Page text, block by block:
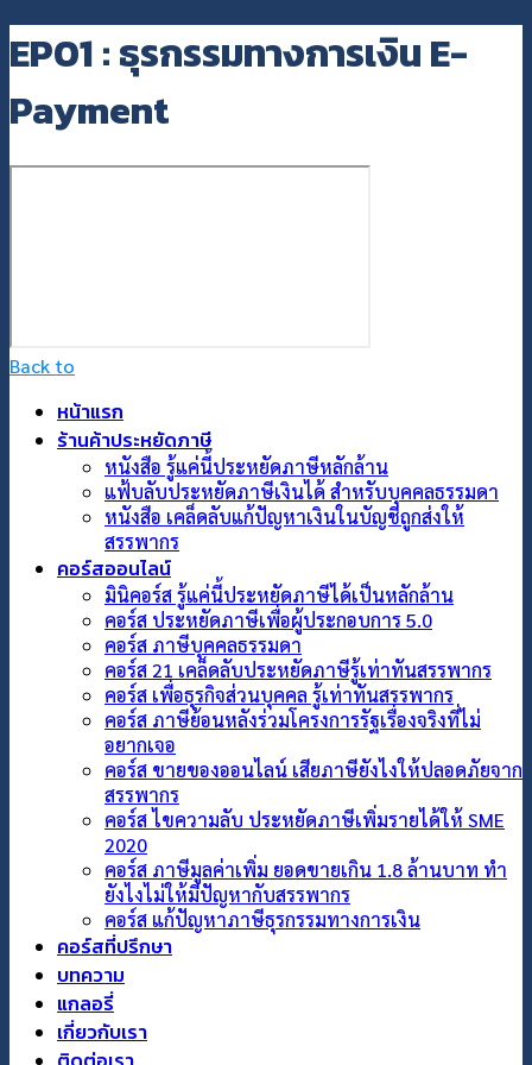
EP01 : ธุรกรรมทางการเงิน E-
Payment
Back to
หน้าแรก
ร้านค้าประหยัดภาษี
หนังสือ รู้แค่นี้ประหยัดภาษีหลักล้าน
แฟ้บลับประหยัดภาษีเงินได้ สำหรับบุคคลธรรมดา
หนังสือ เคล็ดลับแก้ปัญหาเงินในบัญชีถูกส่งให้
สรรพากร
คอร์สออนไลน์
มินิคอร์ส รู้แค่นี้ประหยัดภาษีได้เป็นหลักล้าน
คอร์ส ประหยัดภาษีเพื่อผู้ประกอบการ 5.0
คอร์ส ภาษีบุคคลธรรมดา
คอร์ส 21 เคล็ดลับประหยัดภาษีรู้เท่าทันสรรพากร
คอร์ส เพื่อธุรกิจส่วนบุคคล รู้เท่าทันสรรพากร
คอร์ส ภาษีย้อนหลังร่วมโครงการรัฐเรื่องจริงที่ไม่
อยากเจอ
คอร์ส ขายของออนไลน์ เสียภาษียังไงให้ปลอดภัยจาก
สรรพากร
คอร์ส ไขความลับ ประหยัดภาษีเพิ่มรายได้ให้ SME
2020
คอร์ส ภาษีมูลค่าเพิ่ม ยอดขายเกิน 1.8 ล้านบาท ทำ
ยังไงไม่ให้มีปัญหากับสรรพากร
คอร์ส แก้ปัญหาภาษีธุรกรรมทางการเงิน
คอร์สที่ปรึกษา
บทความ
แกลอรี่
เกี่ยวกับเรา